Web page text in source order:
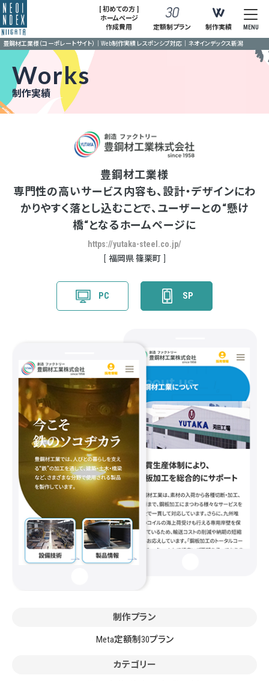
[ 初めての方 ]
ホームページ
作成費用
定額制プラン 制作実績 MENU
豊鋼材工業様（コーポレートサイト）｜Web制作実績 レスポンシブ対応｜ネオインデックス新潟
Works
制作実績
豊鋼材工業様
専門性の高いサービス内容も、設計・デザインにわ
かりやすく落とし込むことで、ユーザーとの“懸け
橋“となるホームページに
https://yutaka-steel.co.jp/
福岡県 篠栗町
PC SP
制作プラン
Meta定額制30プラン
カテゴリー